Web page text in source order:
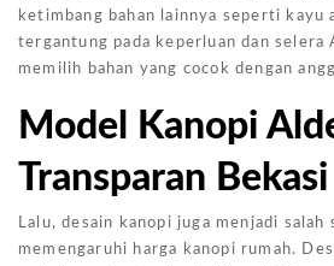
ketimbang bahan lainnya seperti kayu
tergantung pada keperluan dan selera
memilih bahan yang cocok dengan
Model Kanopi
Transparan Bekasi
Lalu, desain kanopi juga menjadi salah
memengaruhi harga kanopi rumah.